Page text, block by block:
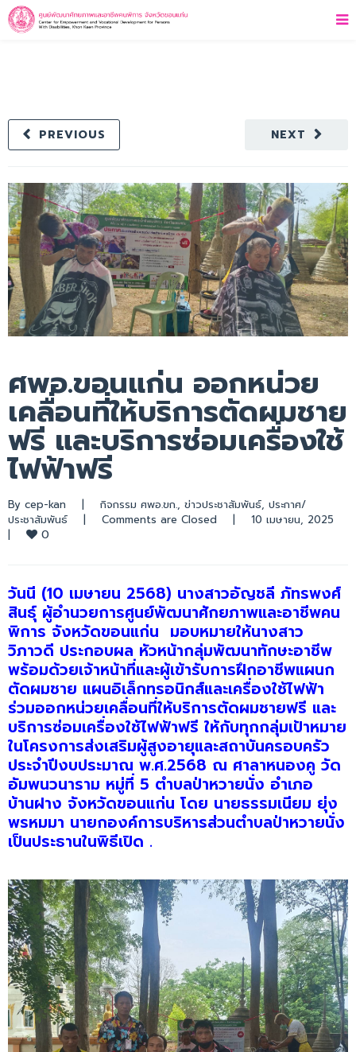
NEXT
PREVIOUS
ศพอ.ขอนแก่น ออกหน่วย
เคลื่อนที่ให้บริการตัดผมชาย
ฟรี และบริการซ่อมเครื่องใช้
ไฟฟ้าฟรี
By cep-kan | กิจกรรม ศพอ.ขก., ข่าวประชาสัมพันธ์, ประกาศ/
ประชาสัมพันธ์
| Comments are Closed |
|
0
วันนี้ (10 เมษายน 2568) นางสาวอัญชลี ภัทรพงศ์
สินธุ์ ผู้อำนวยการศูนย์พัฒนาศักยภาพและอาชีพคน
พิการ จังหวัดขอนแก่น มอบหมายให้นางสาว
วิภาวดี ประกอบผล หัวหน้ากลุ่มพัฒนาทักษะอาชีพ
พร้อมด้วยเจ้าหน้าที่และผู้เข้ารับการฝึกอาชีพแผนก
ตัดผมชาย แผนอิเล็กทรอนิกส์และเครื่องใช้ไฟฟ้า
ร่วมออกหน่วยเคลื่อนที่ให้บริการตัดผมชายฟรี และ
บริการซ่อมเครื่องใช้ไฟฟ้าฟรี ให้กับทุกกลุ่มเป้าหมาย
ในโครงการส่งเสริมผู้สูงอายุและสถาบันครอบครัว
ประจำปีงบประมาณ พ.ศ.2568 ณ ศาลาหนองคู วัด
อัมพนวนาราม หมู่ที่ 5 ตำบลป่าหวายนั่ง อำเภอ
บ้านฝาง จังหวัดขอนแก่น โดย นายธรรมเนียม ยุ่ง
พรหมมา นายกองค์การบริหารส่วนตำบลป่าหวายนั่ง
เป็นประธานในพิธีเปิด .